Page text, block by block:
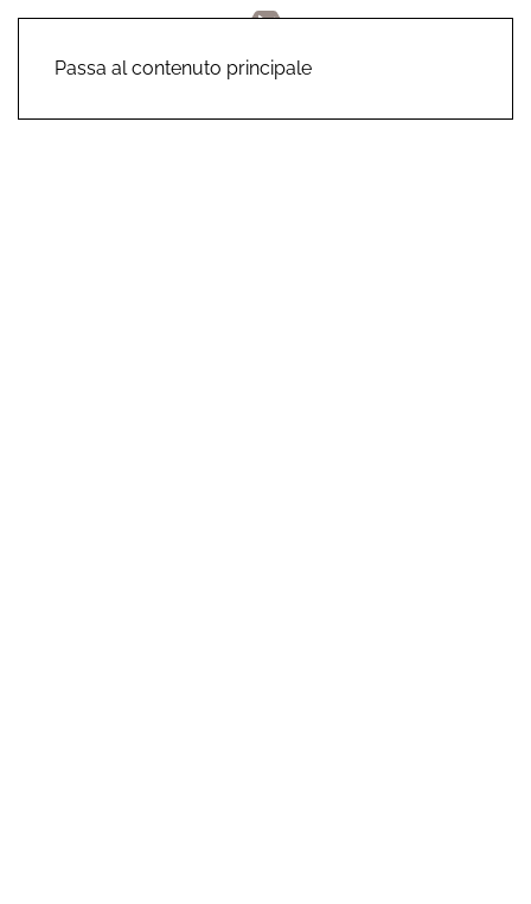
Passa al contenuto principale